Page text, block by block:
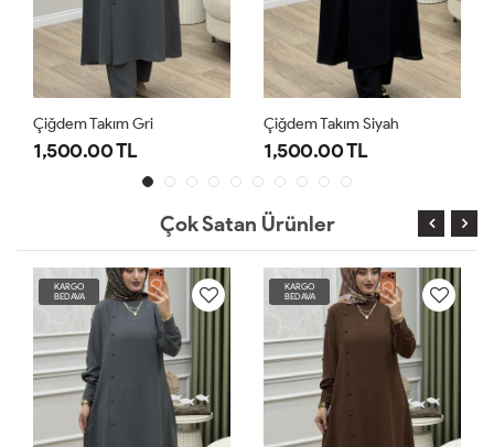
Çiğdem Takım Gri
1,500.00 TL
Çiğdem Takım Siyah
1,500.00 TL
Çok Satan Ürünler
KARGO
BEDAVA
KARGO
BEDAVA